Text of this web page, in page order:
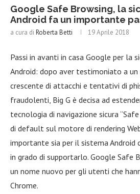
Google Safe Browsing, la
Android fa un importante
a cura di Roberta Betti 19 Aprile 2018
Passi in avanti in casa Google per la
Android: dopo aver testimoniato a un
crescente di attacchi e tentativi di
fraudolenti, Big G è decisa ad
tecnologia di navigazione sicura
di default sul motore di rendering
importante sia per il sistema Android
in grado di supportarlo. Google Safe
un nome nuovo per gli utenti che
Chrome.